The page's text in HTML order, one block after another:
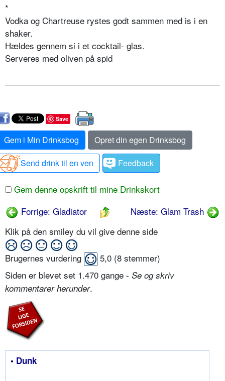
*
Vodka og Chartreuse rystes godt sammen med is i en
shaker.
Hældes gennem si i et cocktail- glas.
Serveres med oliven på spid
Save
Gem i Min Drinksbog
Opret din egen Drinksbog
Send drink til en ven
Feedback
Gem denne opskrift til mine Drinkskort
Forrige: Gladiator
Næste: Glam Trash
Klik på den smiley du vil give denne side
Brugernes vurdering 5,0 (8 stemmer)
Siden er blevet set 1.470 gange - Se og skriv
kommentarer herunder.
• Dunk